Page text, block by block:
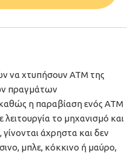
να χτυπήσουν ΑΤΜ της
πραγμάτων
η παραβίαση ενός ΑΤΜ
το μηχανισμό και
άχρηστα και δεν
μπλε, κόκκινο ή μαύρο,